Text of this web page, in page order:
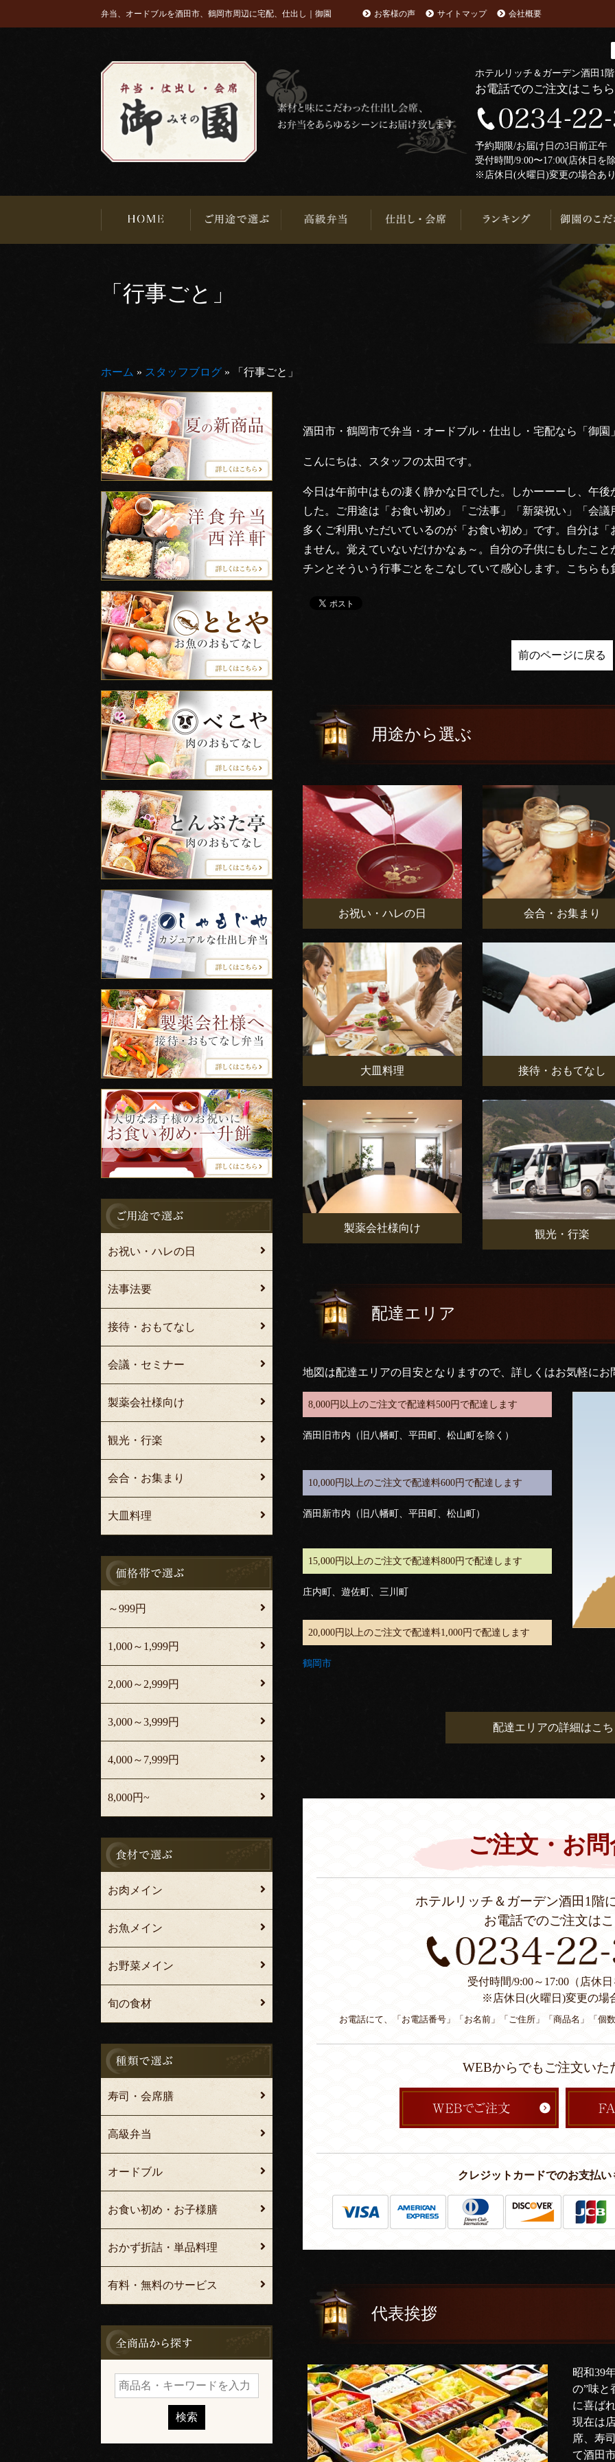
弁当、オードブルを酒田市、鶴岡市周辺に宅配、仕出し｜御園 お客様の声 サイトマップ 会社概要
ホテルリッチ＆ガーデン酒田1
お電話でのご注文はこち
予約期限/お届け日の3日前正
受付時間/9:00〜17:00(店休日を
※店休日(火曜日)変更の場合あ
「行事ごと」
ホーム » スタッフブログ » 「行事ごと」
酒田市・鶴岡市で弁当・オードブル・仕出し・宅配なら「御園
こんにちは、スタッフの太田です。
今日は午前中はもの凄く静かな日でした。しかーーーし、午
した。ご用途は「お食い初め」「ご法事」「新築祝い」「会
多くご利用いただいているのが「お食い初め」です。自分は
ません。覚えていないだけかなぁ～。自分の子供にもしたこ
チンとそういう行事ごとをこなしていて感心します。こちら
前のページに戻る
用途から選ぶ
お祝い・ハレの日 会合・お集まり
大皿料理 接待・おもてなし
製薬会社様向け
観光・行楽
配達エリア
地図は配達エリアの目安となりますので、詳しくはお気軽にお
8,000円以上のご注文で配達料500円で配達します
酒田旧市内（旧八幡町、平田町、松山町を除く）
10,000円以上のご注文で配達料600円で配達します
酒田新市内（旧八幡町、平田町、松山町）
15,000円以上のご注文で配達料800円で配達します
庄内町、遊佐町、三川町
20,000円以上のご注文で配達料1,000円で配達します
鶴岡市
配達エリアの詳細はこ
ご注文・お問
ホテルリッチ＆ガーデン酒田1階
お電話でのご注文は
受付時間/9:00～17:00（店休
※店休日(火曜日)変更の場
お電話にて、「お電話番号」「お名前」「ご住所」「商品名」「個
WEBからでもご注文いた
クレジットカードでのお支払い
代表挨拶
昭和39
の”味と
に喜ば
現在は
席、寿
て酒田
お祝い・ハレの日
法事法要
接待・おもてなし
会議・セミナー
製薬会社様向け
観光・行楽
会合・お集まり
大皿料理
～999円
1,000～1,999円
2,000～2,999円
3,000～3,999円
4,000～7,999円
8,000円~
お肉メイン
お魚メイン
お野菜メイン
旬の食材
寿司・会席膳
高級弁当
オードブル
お食い初め・お子様膳
おかず折詰・単品料理
有料・無料のサービス